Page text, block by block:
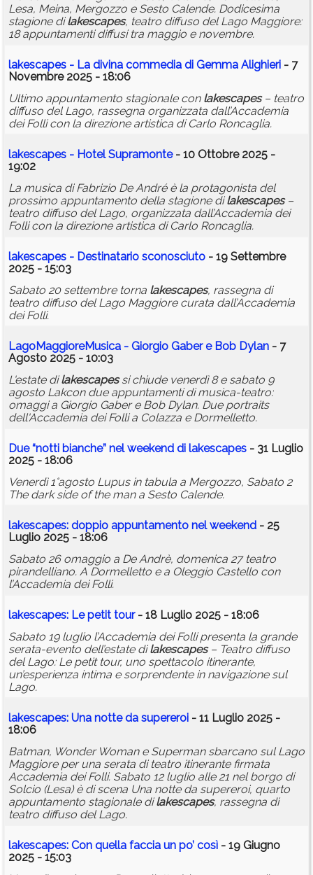
Lesa, Meina, Mergozzo e Sesto Calende. Dodicesima
stagione dilakescapes, teatro diffuso del Lago Maggiore:
18 appuntamenti diffusi tra maggio e novembre.
lakescapes - La divina commedia di Gemma Alighieri - 7
Novembre 2025 - 18:06
Ultimo appuntamento stagionale con lakescapes– teatro
diffuso del Lago, rassegna organizzata dall’Accademia
dei Folli con la direzione artistica di Carlo Roncaglia.
lakescapes - Hotel Supramonte- 10 Ottobre 2025 -
19:02
La musica di Fabrizio De André è la protagonista del
prossimo appuntamento della stagione dilakescapes–
teatro diffuso del Lago, organizzata dall’Accademia dei
Folli con la direzione artistica di Carlo Roncaglia.
lakescapes - Destinatario sconosciuto - 19 Settembre
2025 - 15:03
Sabato 20 settembre torna lakescapes, rassegna di
teatro diffuso del Lago Maggiore curata dall’Accademia
dei Folli.
LagoMaggioreMusica - Giorgio Gaber e Bob Dylan - 7
Agosto 2025 - 10:03
L'estate dilakescapessi chiude venerdì 8 e sabato 9
agosto Lakcon due appuntamenti di musica-teatro:
omaggi a Giorgio Gaber e Bob Dylan. Due portraits
dell'Accademia dei Folli a Colazza e Dormelletto.
Due “notti bianche” nel weekend di lakescapes - 31 Luglio
2025 - 18:06
Venerdì 1°agosto Lupus in tabula a Mergozzo, Sabato 2
The dark side of the man a Sesto Calende.
lakescapes: doppio appuntamento nel weekend - 25
Luglio 2025 - 18:06
Sabato 26 omaggio a De Andrè, domenica 27 teatro
pirandelliano. A Dormelletto e a Oleggio Castello con
l’Accademia dei Folli.
lakescapes: Le petit tour- 18 Luglio 2025 - 18:06
Sabato 19 luglio l’Accademia dei Folli presenta la grande
serata-evento dell’estate dilakescapes– Teatro diffuso
del Lago: Le petit tour, uno spettacolo itinerante,
un’esperienza intima e sorprendente in navigazione sul
Lago.
lakescapes: Una notte da supereroi - 11 Luglio 2025 -
18:06
Batman, Wonder Woman e Superman sbarcano sul Lago
Maggiore per una serata di teatro itinerante firmata
Accademia dei Folli. Sabato 12 luglio alle 21 nel borgo di
Solcio (Lesa) è di scena Una notte da supereroi, quarto
appuntamento stagionale dilakescapes, rassegna di
teatro diffuso del Lago.
lakescapes: Con quella faccia un po’ così - 19 Giugno
2025 - 15:03